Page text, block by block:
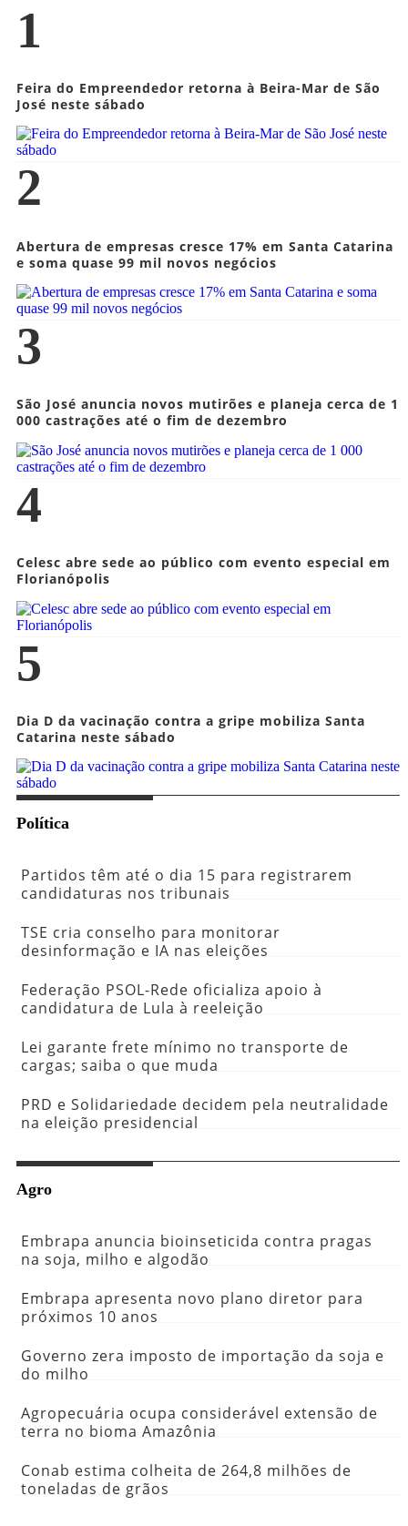
1
Feira do Empreendedor retorna à Beira-Mar de São
José neste sábado
2
Abertura de empresas cresce 17% em Santa Catarina
e soma quase 99 mil novos negócios
3
São José anuncia novos mutirões e planeja cerca de 1
000 castrações até o fim de dezembro
4
Celesc abre sede ao público com evento especial em
Florianópolis
5
Dia D da vacinação contra a gripe mobiliza Santa
Catarina neste sábado
Política
Partidos têm até o dia 15 para registrarem
candidaturas nos tribunais
TSE cria conselho para monitorar
desinformação e IA nas eleições
Federação PSOL-Rede oficializa apoio à
candidatura de Lula à reeleição
Lei garante frete mínimo no transporte de
cargas; saiba o que muda
PRD e Solidariedade decidem pela neutralidade
na eleição presidencial
Agro
Embrapa anuncia bioinseticida contra pragas
na soja, milho e algodão
Embrapa apresenta novo plano diretor para
próximos 10 anos
Governo zera imposto de importação da soja e
do milho
Agropecuária ocupa considerável extensão de
terra no bioma Amazônia
Conab estima colheita de 264,8 milhões de
toneladas de grãos